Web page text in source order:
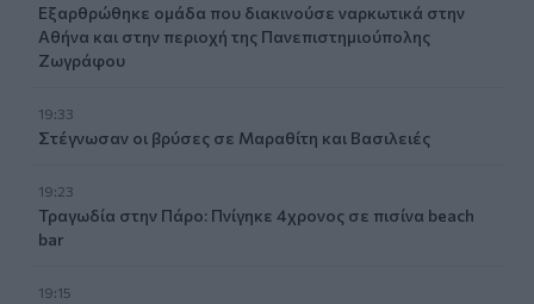
Εξαρθρώθηκε ομάδα που διακινούσε ναρκωτικά στην
Αθήνα και στην περιοχή της Πανεπιστημιούπολης
Ζωγράφου
19:33
Στέγνωσαν οι βρύσες σε Μαραθίτη και Βασιλειές
19:23
Τραγωδία στην Πάρο: Πνίγηκε 4χρονος σε πισίνα beach
bar
19:15